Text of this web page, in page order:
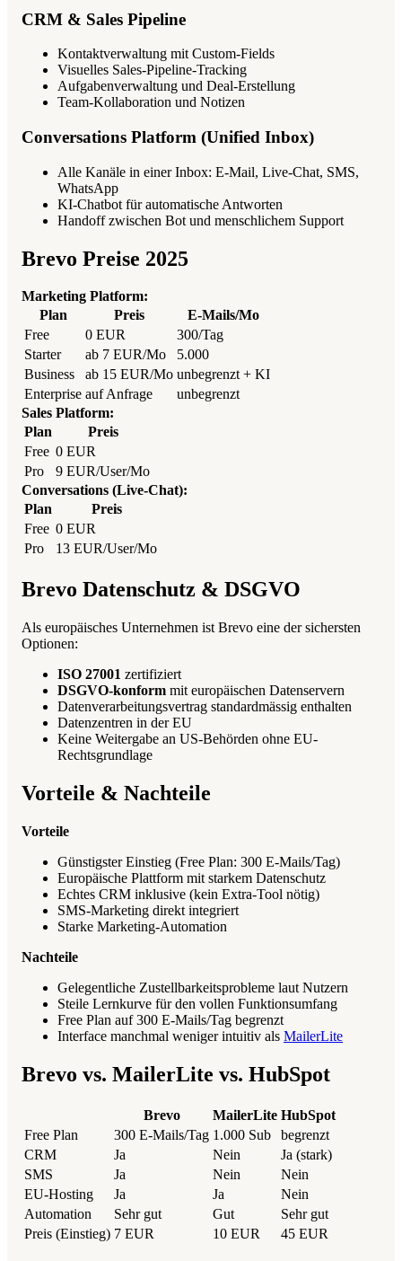
CRM & Sales Pipeline
Kontaktverwaltung mit Custom-Fields
Visuelles Sales-Pipeline-Tracking
Aufgabenverwaltung und Deal-Erstellung
Team-Kollaboration und Notizen
Conversations Platform (Unified Inbox)
Alle Kanäle in einer Inbox: E-Mail, Live-Chat, SMS,
WhatsApp
KI-Chatbot für automatische Antworten
Handoff zwischen Bot und menschlichem Support
Brevo Preise 2025
Marketing Platform:
Plan
Preis
E-Mails/Mo
Free
0 EUR
300/Tag
Starter
ab 7 EUR/Mo
5.000
Business
ab 15 EUR/Mo unbegrenzt + KI
Enterprise auf Anfrage
unbegrenzt
Sales Platform:
Plan
Preis
Free 0 EUR
Pro
9 EUR/User/Mo
Conversations (Live-Chat):
Plan
Preis
Free 0 EUR
Pro
13 EUR/User/Mo
Brevo Datenschutz & DSGVO
Als europäisches Unternehmen ist Brevo eine der sichersten
Optionen:
ISO 27001 zertifiziert
DSGVO-konform mit europäischen Datenservern
Datenverarbeitungsvertrag standardmässig enthalten
Datenzentren in der EU
Keine Weitergabe an US-Behörden ohne EU-
Rechtsgrundlage
Vorteile & Nachteile
Vorteile
Günstigster Einstieg (Free Plan: 300 E-Mails/Tag)
Europäische Plattform mit starkem Datenschutz
Echtes CRM inklusive (kein Extra-Tool nötig)
SMS-Marketing direkt integriert
Starke Marketing-Automation
Nachteile
Gelegentliche Zustellbarkeitsprobleme laut Nutzern
Steile Lernkurve für den vollen Funktionsumfang
Free Plan auf 300 E-Mails/Tag begrenzt
Interface manchmal weniger intuitiv als MailerLite
Brevo vs. MailerLite vs. HubSpot
Brevo MailerLite HubSpot
Free Plan
300 E-Mails/Tag 1.000 Sub
begrenzt
CRM
Ja Nein
Ja (stark)
SMS
Ja Nein
Nein
EU-Hosting
Ja Ja
Nein
Automation
Sehr gut Gut
Sehr gut
Preis (Einstieg) 7 EUR 10 EUR 45 EUR